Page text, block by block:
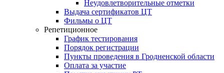
Неудовлетворительные отметки
Выдача сертификатов ЦТ
Фильмы о ЦТ
Репетиционное
График тестирования
Порядок регистрации
Пункты проведения в Гродненской области
Оплата за участие